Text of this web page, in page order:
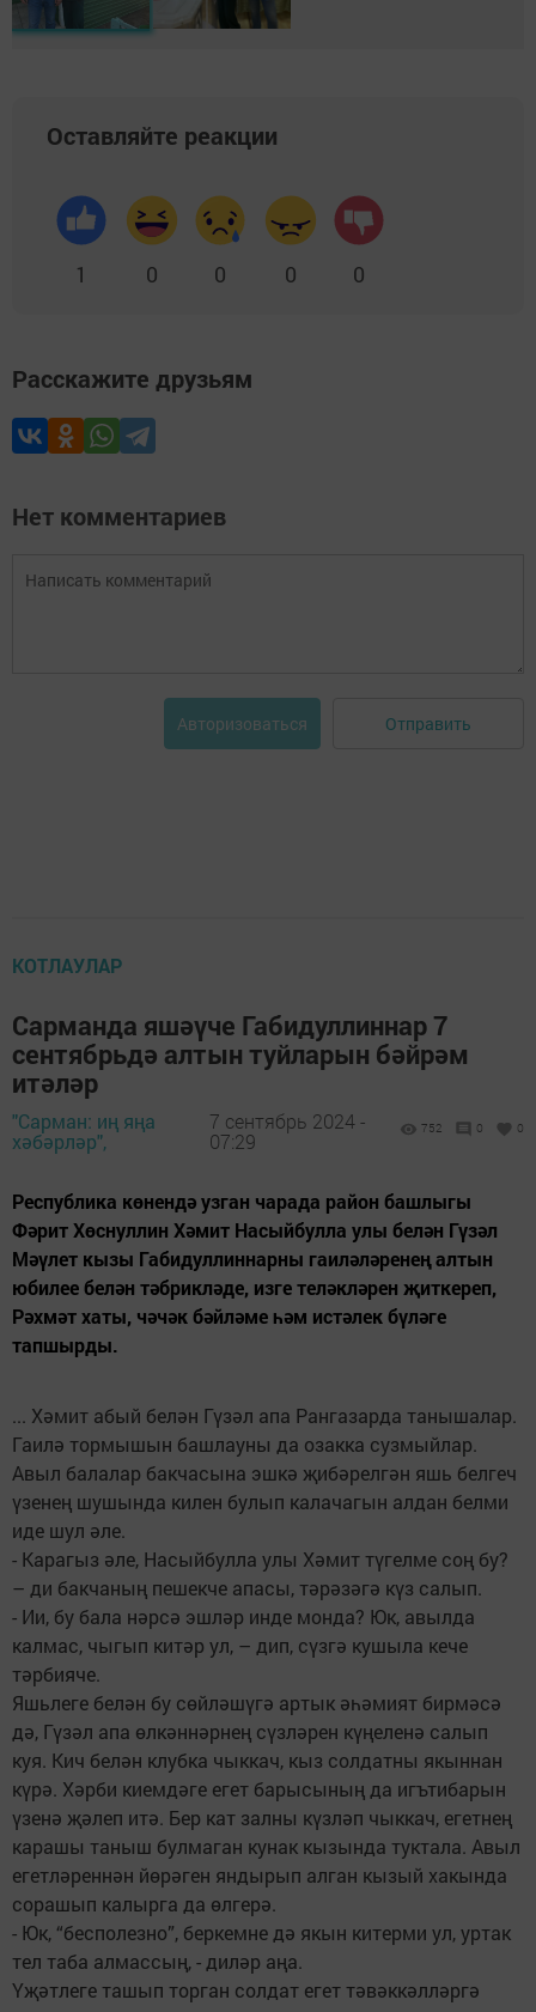
Оставляйте реакции
1 0 0 0 0
Расскажите друзьям
Нет комментариев
Авторизоваться Отправить
КОТЛАУЛАР
Сарманда яшәүче Габидуллиннар 7
сентябрьдә алтын туйларын бәйрәм
итәләр
"Сарман: иң яңа
хәбәрләр",
7 сентябрь 2024 -
07:29
752 0 0
Республика көнендә узган чарада район башлыгы
Фәрит Хөснуллин Хәмит Насыйбулла улы белән Гүзәл
Мәүлет кызы Габидуллиннарны гаиләләренең алтын
юбилее белән тәбрикләде, изге теләкләрен җиткереп,
Рәхмәт хаты, чәчәк бәйләме һәм истәлек бүләге
тапшырды.
... Хәмит абый белән Гүзәл апа Рангазарда танышалар.
Гаилә тормышын башлауны да озакка сузмыйлар.
Авыл балалар бакчасына эшкә җибәрелгән яшь белгеч
үзенең шушында килен булып калачагын алдан белми
иде шул әле.
- Карагыз әле, Насыйбулла улы Хәмит түгелме соң бу?
– ди бакчаның пешекче апасы, тәрәзәгә күз салып.
- Ии, бу бала нәрсә эшләр инде монда? Юк, авылда
калмас, чыгып китәр ул, – дип, сүзгә кушыла кече
тәрбияче.
Яшьлеге белән бу сөйләшүгә артык әһәмият бирмәсә
дә, Гүзәл апа өлкәннәрнең сүзләрен күңеленә салып
куя. Кич белән клубка чыккач, кыз солдатны якыннан
күрә. Хәрби киемдәге егет барысының да игътибарын
үзенә җәлеп итә. Бер кат залны күзләп чыккач, егетнең
карашы таныш булмаган кунак кызында туктала. Авыл
егетләреннән йөрәген яндырып алган кызый хакында
сорашып калырга да өлгерә.
- Юк, “бесполезно”, беркемне дә якын китерми ул, уртак
тел таба алмассың, - диләр аңа.
Үҗәтлеге ташып торган солдат егет тәвәккәлләргә